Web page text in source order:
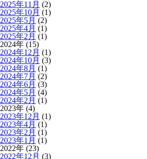
2025年11月 (2)
2025年10月 (1)
2025年5月 (2)
2025年4月 (1)
2025年2月 (1)
2024年 (15)
2024年12月 (1)
2024年10月 (3)
2024年8月 (1)
2024年7月 (2)
2024年6月 (3)
2024年5月 (4)
2024年2月 (1)
2023年 (4)
2023年12月 (1)
2023年4月 (1)
2023年2月 (1)
2023年1月 (1)
2022年 (23)
2022年12月 (3)